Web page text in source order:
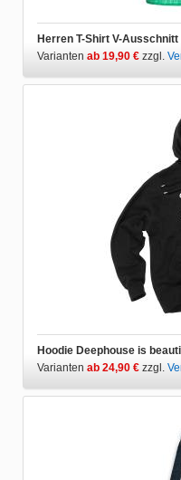
Herren T-Shirt V-
Varianten ab 19,90 € zzgl.
Hoodie Deephouse is
Varianten ab 24,90 € zzgl.